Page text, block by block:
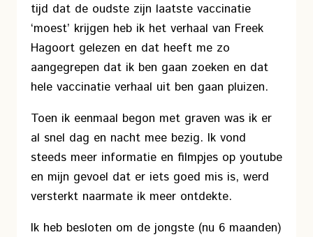
tijd dat de oudste zijn laatste vaccinatie
‘moest’ krijgen heb ik het verhaal van Freek
Hagoort gelezen en dat heeft me zo
aangegrepen dat ik ben gaan zoeken en dat
hele vaccinatie verhaal uit ben gaan pluizen.
Toen ik eenmaal begon met graven was ik er
al snel dag en nacht mee bezig. Ik vond
steeds meer informatie en filmpjes op youtube
en mijn gevoel dat er iets goed mis is, werd
versterkt naarmate ik meer ontdekte.
Ik heb besloten om de jongste (nu 6 maanden)